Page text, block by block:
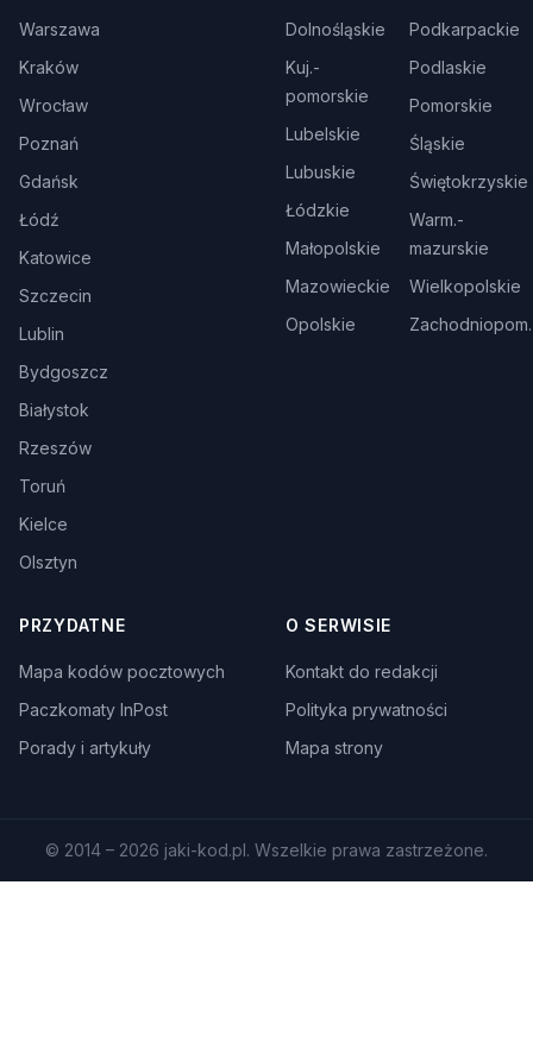
Warszawa
Kraków
Wrocław
Poznań
Gdańsk
Łódź
Katowice
Szczecin
Lublin
Bydgoszcz
Białystok
Rzeszów
Toruń
Kielce
Olsztyn
Dolnośląskie
Kuj.-
pomorskie
Lubelskie
Lubuskie
Łódzkie
Małopolskie
Mazowieckie
Opolskie
Podkarpackie
Podlaskie
Pomorskie
Śląskie
Świętokrzyskie
Warm.-
mazurskie
Wielkopolskie
Zachodniopom.
PRZYDATNE
Mapa kodów pocztowych
Paczkomaty InPost
Porady i artykuły
O SERWISIE
Kontakt do redakcji
Polityka prywatności
Mapa strony
© 2014 – 2026 jaki-kod.pl. Wszelkie prawa zastrzeżone.